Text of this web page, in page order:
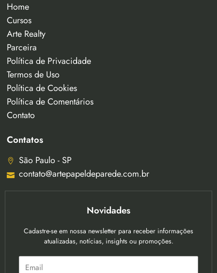
Home
Cursos
Arte Realty
Parceira
Política de Privacidade
Termos de Uso
Política de Cookies
Política de Comentários
Contato
Contatos
São Paulo - SP
contato@artepapeldeparede.com.br
Novidades
Cadastre-se em nossa newsletter para receber informações
atualizadas, notícias, insights ou promoções.